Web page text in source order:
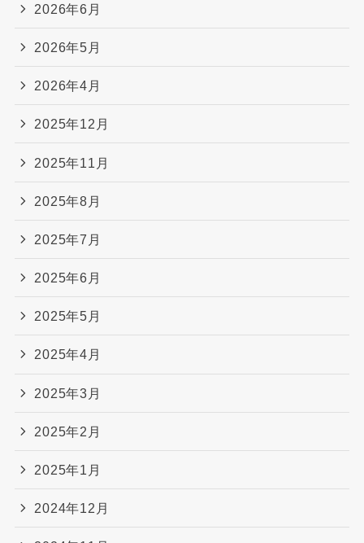
2026年6月
2026年5月
2026年4月
2025年12月
2025年11月
2025年8月
2025年7月
2025年6月
2025年5月
2025年4月
2025年3月
2025年2月
2025年1月
2024年12月